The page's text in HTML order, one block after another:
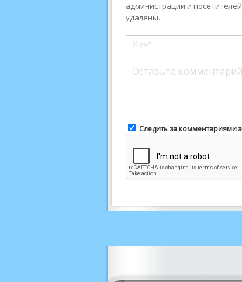
администрации и
удалены.
Следить за комментариями